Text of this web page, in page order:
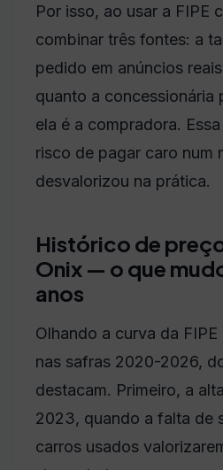
Por isso, ao usar a FIPE
combinar três fontes: a
pedido em anúncios
quanto a concessionária
ela é a compradora.
risco de pagar caro num
desvalorizou na prática.
Histórico de
Onix — o que
anos
Olhando a curva da
nas safras 2020-2026,
destacam. Primeiro, a
2023, quando a falta de
carros usados